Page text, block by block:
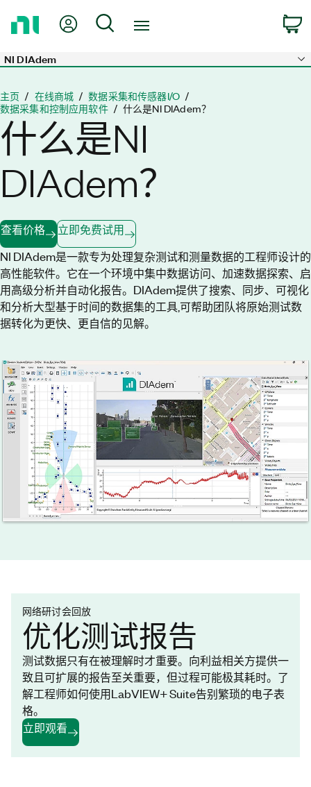
页
我的账户 搜索
Skip to main content
NI DIAdem
主页 在线商城
数据采集和传感器I/O
数​据​采​集​和​控​制​应​用软件
什么是NI DIAdem？
什么是NI
DIAdem？
NI DIAdem是一款专为处理复杂测试和测量数据的工程师设计的
高性能软件。它在一个环境中集中数据访问、加速数据探索、启
用高级分析并自动化报告。DIAdem提供了搜索、同步、可视化
和分析大型基于时间的数据集的工具,可帮助团队将原始测试数
据转化为更快、更自信的见解。
查看价格 立即免费试用
网络研讨会回放
优化测试报告
测试数据只有在被理解时才重要。向利益相关方提供一
致且可扩展的报告至关重要，但过程可能极其耗时。了
解工程师如何使用LabVIEW+ Suite告别繁琐的电子表
格。
立即观看